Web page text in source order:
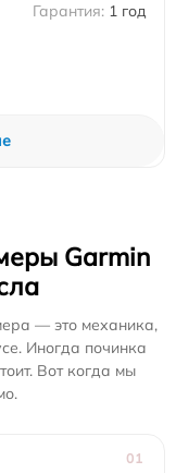
1 год
Garmin
— это механика,
Иногда починка
Вот когда мы
01